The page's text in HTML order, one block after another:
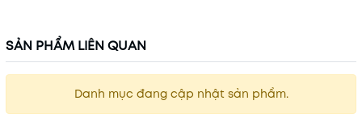
SẢN PHẨM LIÊN QUAN
Danh mục đang cập nhật sản phẩm.